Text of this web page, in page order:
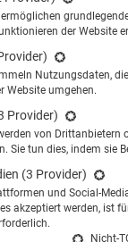
ermöglichen
der Website
Nutzungsdaten,
Website umgehen.
Provider)
von
Sie tun dies, indem sie
(3 Provider)
und Social-
akzeptiert werden, ist
Nicht-